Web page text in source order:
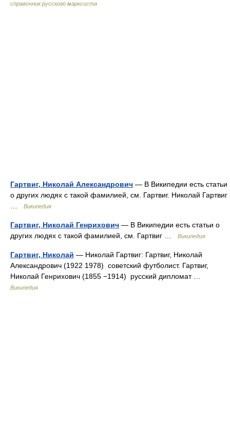
справочник русского марксиста
Гартвиг, Николай Александрович — В Википедии есть статьи
о других людях с такой фамилией, см. Гартвиг. Николай Гартвиг
Википедия
Гартвиг, Николай Генрихович — В Википедии есть статьи о
других людях с такой фамилией, см. Гартвиг …
Википедия
Гартвиг, Николай — Николай Гартвиг: Гартвиг, Николай
Александрович (1922 1978) советский футболист. Гартвиг,
Николай Генрихович (1855 −1914) русский дипломат …
Википедия